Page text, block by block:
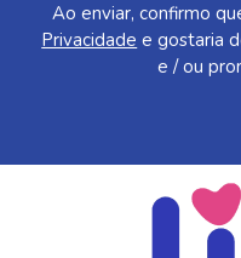
Ao enviar, confirmo
Privacidade e gostaria
e / ou